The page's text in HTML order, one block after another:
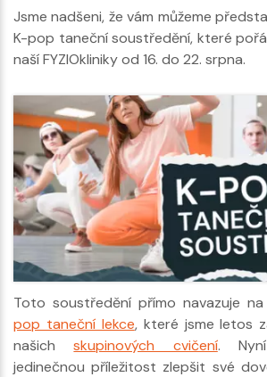
Jsme nadšeni, že vám můžeme
K-pop taneční soustředění, které
naší FYZIOkliniky od 16. do 22. srpna.
Toto soustředění přímo navazuje
pop taneční lekce, které jsme letos
našichskupinových cvičení.
jedinečnou příležitost zlepšit své